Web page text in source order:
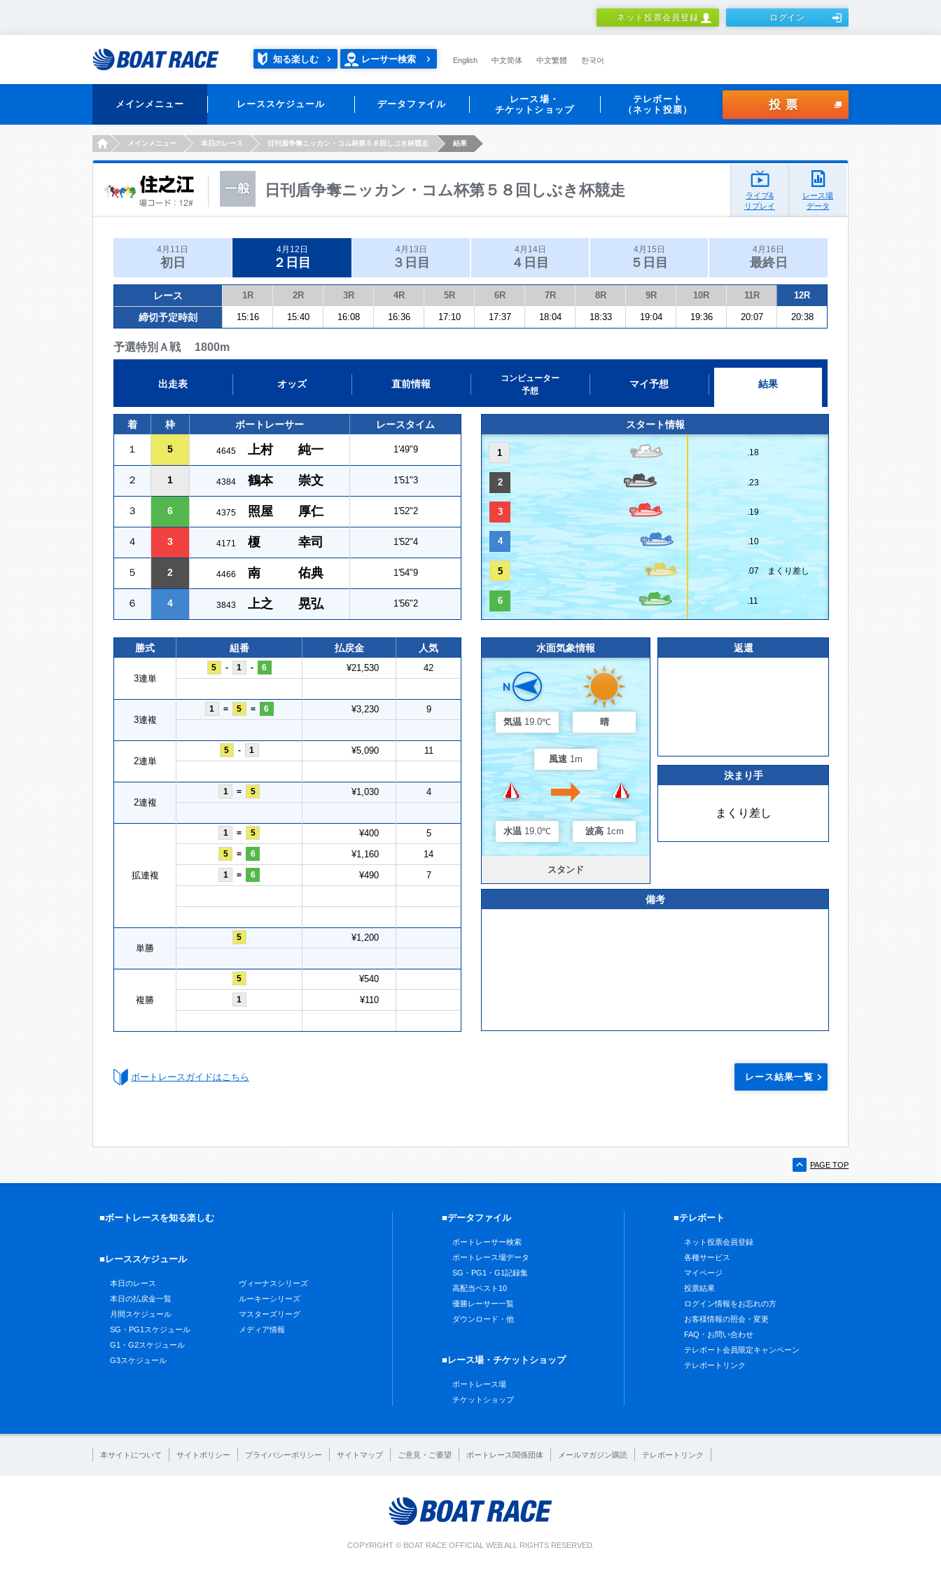
ネット投票会員登録 ログイン
知る楽しむ レーサー検索 English 中文简体 中文繁體 한국어
メインメニュー レーススケジュール データファイル
レース場・
チケットショップ
テレボート
（ネット投票）
投票
HOMEメインメニュー 本日のレース 日刊盾争奪ニッカン・コム杯第５８回しぶき杯競走 結果
日刊盾争奪ニッカン・コム杯第５８回しぶき杯競走
ライブ&
リプレイ
レース場
データ
4月11日
初日
4月12日
２日目
4月13日
３日目
4月14日
４日目
4月15日
５日目
4月16日
最終日
レース 1R 2R 3R 4R 5R 6R 7R 8R 9R 10R 11R 12R
締切予定時刻 15:16 15:40 16:08 16:36 17:10 17:37 18:04 18:33 19:04 19:36 20:07 20:38
予選特別Ａ戦 1800m
出走表 オッズ 直前情報
コンピューター
予想
マイ予想 結果
着 枠 ボートレーサー レースタイム
１ 5 4645 上村 純一 1'49"9
２ 1 4384 鶴本 崇文 1'51"3
３ 6 4375 照屋 厚仁 1'52"2
４ 3 4171 榎 幸司 1'52"4
５ 2 4466 南 佑典 1'54"9
６ 4 3843 上之 晃弘 1'56"2
スタート情報
1 .18
2 .23
3 .19
4 .10
5 .07 まくり差し
6 .11
勝式 組番 払戻金 人気
3連単
5 - 1 - 6 ¥21,530 42
3連複
1 = 5 = 6 ¥3,230 9
2連単
5 - 1 ¥5,090 11
2連複
1 = 5 ¥1,030 4
拡連複
1 = 5 ¥400 5
5 = 6 ¥1,160 14
1 = 6 ¥490 7
単勝
5 ¥1,200
複勝
5 ¥540
1 ¥110
水面気象情報
気温 19.0℃ 晴
風速 1m
水温 19.0℃ 波高 1cm
スタンド
返還
決まり手
まくり差し
備考
ボートレースガイドはこちら レース結果一覧
PAGE TOP
■ボートレースを知る楽しむ
■レーススケジュール
本日のレース
本日の払戻金一覧
月間スケジュール
SG・PG1スケジュール
G1・G2スケジュール
G3スケジュール
ヴィーナスシリーズ
ルーキーシリーズ
マスターズリーグ
メディア情報
■データファイル
ボートレーサー検索
ボートレース場データ
SG・PG1・G1記録集
高配当ベスト10
優勝レーサー一覧
ダウンロード・他
■レース場・チケットショップ
ボートレース場
チケットショップ
■テレボート
ネット投票会員登録
各種サービス
マイページ
投票結果
ログイン情報をお忘れの方
お客様情報の照会・変更
FAQ・お問い合わせ
テレボート会員限定キャンペーン
テレボートリンク
本サイトについて サイトポリシー プライバシーポリシー サイトマップ ご意見・ご要望 ボートレース関係団体 メールマガジン購読 テレボートリンク
COPYRIGHT © BOAT RACE OFFICIAL WEB ALL RIGHTS RESERVED.